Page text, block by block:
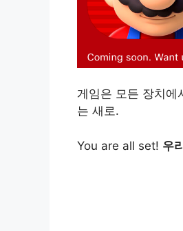
게임은 모든 장치에
는 새로.
You are all set! 우